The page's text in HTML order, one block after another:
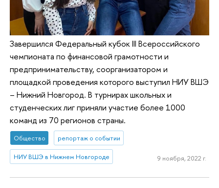
Завершился Федеральный кубок III Всероссийского
чемпионата по финансовой грамотности и
предпринимательству, соорганизатором и
площадкой проведения которого выступил НИУ ВШЭ
– Нижний Новгород. В турнирах школьных и
студенческих лиг приняли участие более 1000
команд из 70 регионов страны.
Общество репортаж о событии
НИУ ВШЭ в Нижнем Новгороде 9 ноября, 2022 г.